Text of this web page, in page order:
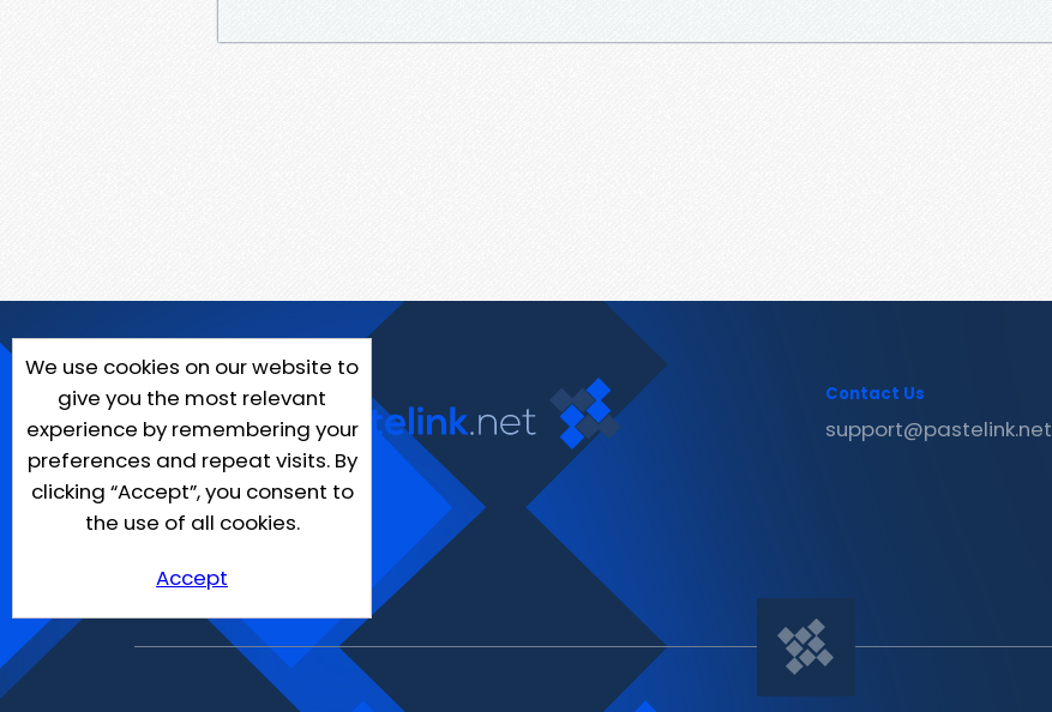
We use cookies on our website to
give you the most relevant
experience by remembering your
preferences and repeat visits. By
clicking “Accept”, you consent to
the use of all cookies.
Accept
Contact Us
support@pastelink.net